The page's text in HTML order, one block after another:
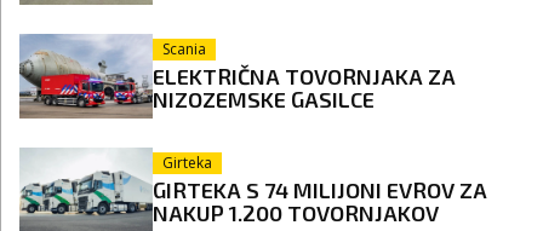
Scania
ELEKTRIČNA TOVORNJAKA ZA
NIZOZEMSKE GASILCE
Girteka
GIRTEKA S 74 MILIJONI EVROV ZA
NAKUP 1.200 TOVORNJAKOV